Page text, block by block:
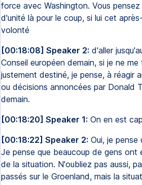
force avec Washington. Vous
d'unité là pour le coup, si lui cet
volonté
[00:18:08] Speaker 2: d'aller
Conseil européen demain, si je ne
justement destiné, je pense, à réagir
ou décisions annoncées par Donald
demain.
[00:18:20] Speaker 1: On en est
[00:18:22] Speaker 2: Oui, je
Je pense que beaucoup de gens ont
de la situation. N'oubliez pas aussi,
passés sur le Groenland, mais la